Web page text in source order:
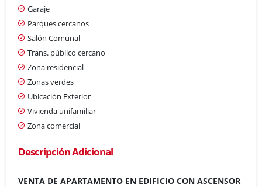
Garaje
Parques cercanos
Salón Comunal
Trans. público cercano
Zona residencial
Zonas verdes
Ubicación Exterior
Vivienda unifamiliar
Zona comercial
Descripción Adicional
VENTA DE APARTAMENTO EN EDIFICIO CON ASCENSOR